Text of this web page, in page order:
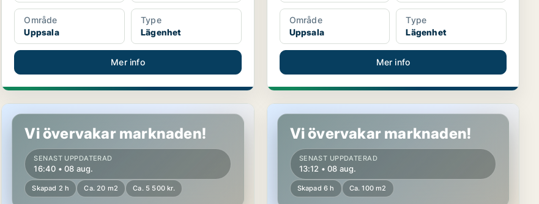
Område
Uppsala
Type
Lägenhet
Mer info
Område
Uppsala
Type
Lägenhet
Mer info
Lägenhet i Uppsala
Vi övervakar marknaden!
SENAST UPPDATERAD
16:40 • 08 aug.
Skapad 2 h Ca. 20 m2 Ca. 5 500 kr.
Lägenhet i Håbo
Vi övervakar marknaden!
SENAST UPPDATERAD
13:12 • 08 aug.
Skapad 6 h Ca. 100 m2